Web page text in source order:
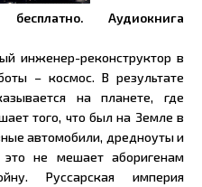
Аудиокнига
инженер-реконструктор в
– космос. В результате
на планете, где
того, что был на Земле в
автомобили, дредноуты и
не мешает аборигенам
Руссарская империя